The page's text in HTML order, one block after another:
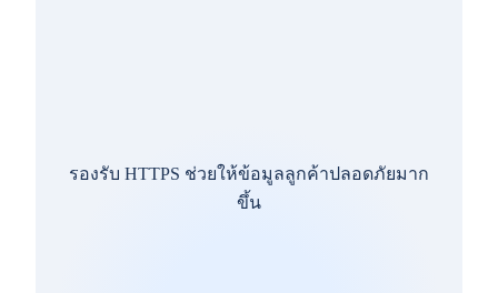
รองรับ HTTPS ช่วยให้ข้อมูลลูกค้าปลอดภัยมาก
ขึ้น